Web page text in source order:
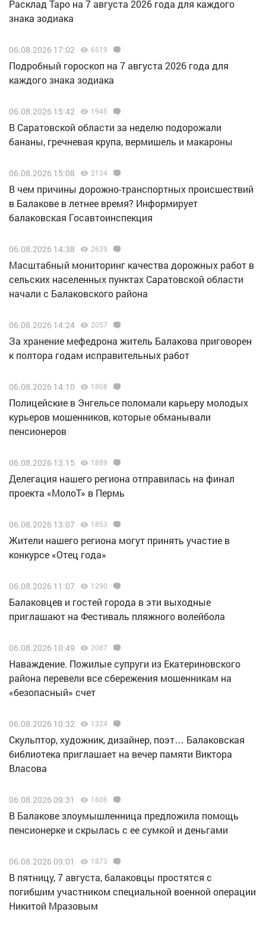
Расклад Таро на 7 августа 2026 года для каждого
знака зодиака
06.08.2026 17:02 6519
Подробный гороскоп на 7 августа 2026 года для
каждого знака зодиака
06.08.2026 15:42 1945
В Саратовской области за неделю подорожали
бананы, гречневая крупа, вермишель и макароны
06.08.2026 15:08 2134
В чем причины дорожно-транспортных происшествий
в Балакове в летнее время? Информирует
балаковская Госавтоинспекция
06.08.2026 14:38 2639
Масштабный мониторинг качества дорожных работ в
сельских населенных пунктах Саратовской области
начали с Балаковского района
06.08.2026 14:24 2057
За хранение мефедрона житель Балакова приговорен
к полтора годам исправительных работ
06.08.2026 14:10 1808
Полицейские в Энгельсе поломали карьеру молодых
курьеров мошенников, которые обманывали
пенсионеров
06.08.2026 13:15 1889
Делегация нашего региона отправилась на финал
проекта «МолоТ» в Пермь
06.08.2026 13:07 1853
Жители нашего региона могут принять участие в
конкурсе «Отец года»
06.08.2026 11:07 1290
Балаковцев и гостей города в эти выходные
приглашают на Фестиваль пляжного волейбола
06.08.2026 10:49 2087
Наваждение. Пожилые супруги из Екатериновского
района перевели все сбережения мошенникам на
«безопасный» счет
06.08.2026 10:32 1324
Скульптор, художник, дизайнер, поэт… Балаковская
библиотека приглашает на вечер памяти Виктора
Власова
06.08.2026 09:31 1606
В Балакове злоумышленница предложила помощь
пенсионерке и скрылась с ее сумкой и деньгами
06.08.2026 09:01 1873
В пятницу, 7 августа, балаковцы простятся с
погибшим участником специальной военной операции
Никитой Мразовым